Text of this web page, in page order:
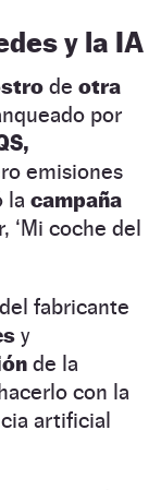
y la IA
de otra
por
emisiones
la campaña
‘Mi coche del
del fabricante
y
de la
con la
artificial